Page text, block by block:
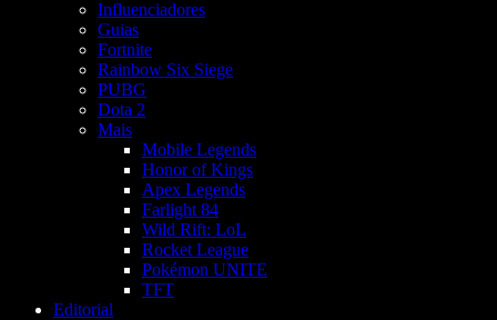
Influenciadores
Guias
Fortnite
Rainbow Six Siege
PUBG
Dota 2
Mais
Mobile Legends
Honor of Kings
Apex Legends
Farlight 84
Wild Rift: LoL
Rocket League
Pokémon UNITE
TFT
Editorial